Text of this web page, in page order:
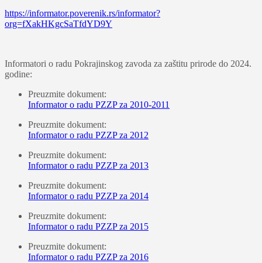
https://informator.poverenik.rs/informator?
org=fXakHKgcSaTfdYD9Y
Informatori o radu Pokrajinskog zavoda za zaštitu prirode do 2024.
godine:
Preuzmite dokument:
Informator o radu PZZP za 2010-2011
Preuzmite dokument:
Informator o radu PZZP za 2012
Preuzmite dokument:
Informator o radu PZZP za 2013
Preuzmite dokument:
Informator o radu PZZP za 2014
Preuzmite dokument:
Informator o radu PZZP za 2015
Preuzmite dokument:
Informator o radu PZZP za 2016